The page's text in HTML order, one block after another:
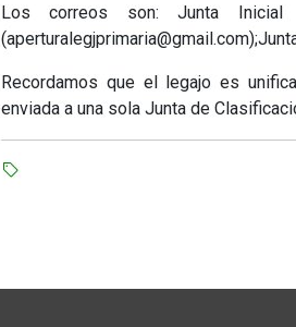
Los correos son: Junta Inicial
Recordamos que el legajo es
enviada a una sola Junta de